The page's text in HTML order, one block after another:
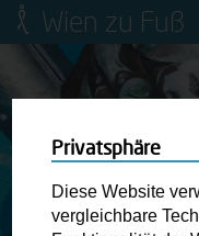
Wien zu Fuß
Jugendliche
Ringstraße-
Wiener
Privatsphäre
Diese Website
vergleichbare